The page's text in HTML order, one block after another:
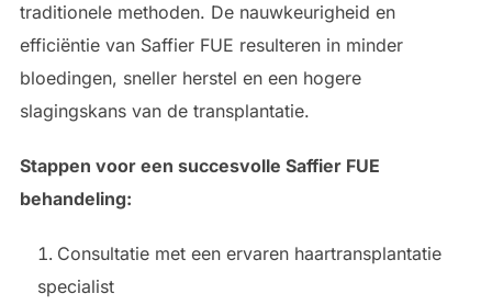
traditionele methoden. De nauwkeurigheid en
efficiëntie van Saffier FUE resulteren in minder
bloedingen, sneller herstel en een hogere
slagingskans van de transplantatie.
Stappen voor een succesvolle Saffier FUE
behandeling:
Consultatie met een ervaren haartransplantatie
specialist